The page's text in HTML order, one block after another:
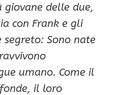
giovane delle due,
con Frank e gli
Sono nate
umano. Come il
il loro